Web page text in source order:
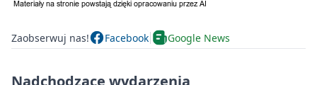
Zaobserwuj nas! Facebook Google News